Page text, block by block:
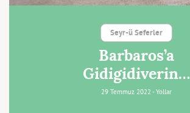
Seyr-ü Seferler
Barbaros’a
Gidigidiverin…
29 Temmuz 2022 -Yollar